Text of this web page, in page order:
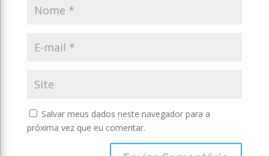
Salvar meus dados neste navegador para a
próxima vez que eu comentar.